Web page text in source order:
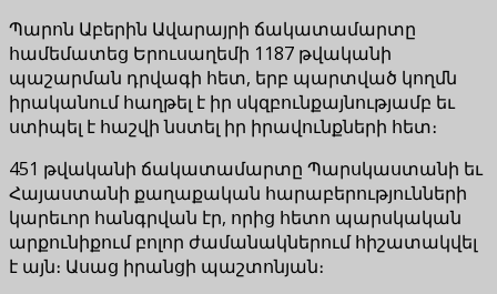
Պարոն Աբերին Ավարայրի ճակատամարտը
համեմատեց Երուսաղեմի 1187 թվականի
պաշարման դրվագի հետ, երբ պարտված կողմն
իրականում հաղթել է իր սկզբունքայնությամբ եւ
ստիպել է հաշվի նստել իր իրավունքների հետ։
451 թվականի ճակատամարտը Պարսկաստանի եւ
Հայաստանի քաղաքական հարաբերությունների
կարեւոր հանգրվան էր, որից հետո պարսկական
արքունիքում բոլոր ժամանակներում հիշատակվել
է այն։ Ասաց իրանցի պաշտոնյան։